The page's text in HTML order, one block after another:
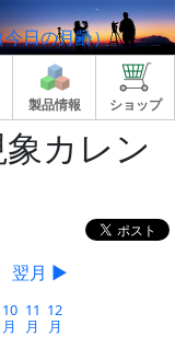
製品情報 ショップ
カレン
翌月 ▶
10
月
11
月
12
月